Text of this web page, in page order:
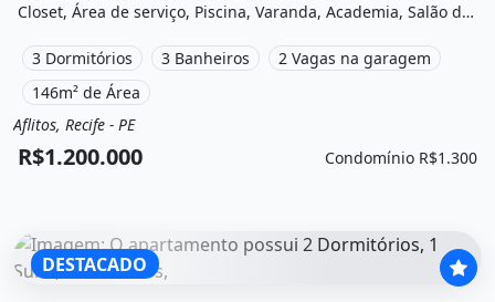
Closet, Área de serviço, Piscina, Varanda, Academia, Salão de
está localizado em Rua Teles Júnior, Recife, Pe à venda por
R$1.200.000 e Condomínio por R$1.300 /Mês.
3 Dormitórios 3 Banheiros
2 Vagas na garagem
146m² de Área
Venda
Apartamento
Aflitos, Recife - PE
R$1.200.000 Condomínio R$1.300
DESTACADO